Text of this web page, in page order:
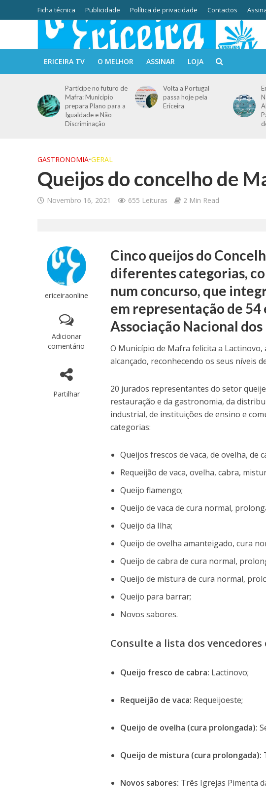
Ficha técnica Publicidade Política de privacidade Contactos
ERICEIRA TV O MELHOR ASSINAR LOJA
Participe no futuro de
Mafra: Município
prepara Plano para a
Igualdade e Não
Discriminação
Volta a Portugal
passa hoje pela
Ericeira
GASTRONOMIA•GERAL
Queijos do concelho de
Novembro 16, 2021 655 Leituras 2 Min Read
ericeiraonline
Adicionar
comentário
Partilhar
Cinco queijos do
diferentes categorias,
num concurso, que
em representação de 54
Associação Nacional
O Município de Mafra felicita a Lactinovo,
alcançado, reconhecendo os seus níveis
20 jurados representantes do setor
restauração e da gastronomia, da
industrial, de instituições de ensino e
categorias:
Queijos frescos de vaca, de ovelha, de
Requeijão de vaca, ovelha, cabra,
Queijo flamengo;
Queijo de vaca de cura normal,
Queijo da Ilha;
Queijo de ovelha amanteigado, cura
Queijo de cabra de cura normal,
Queijo de mistura de cura normal,
Queijo para barrar;
Novos sabores.
Consulte a lista dos
Queijo fresco de cabra: Lactinovo;
Requeijão de vaca: Requeijoeste;
Queijo de ovelha (cura prolongada):
Queijo de mistura (cura prolongada):
Novos sabores: Três Igrejas Pimenta